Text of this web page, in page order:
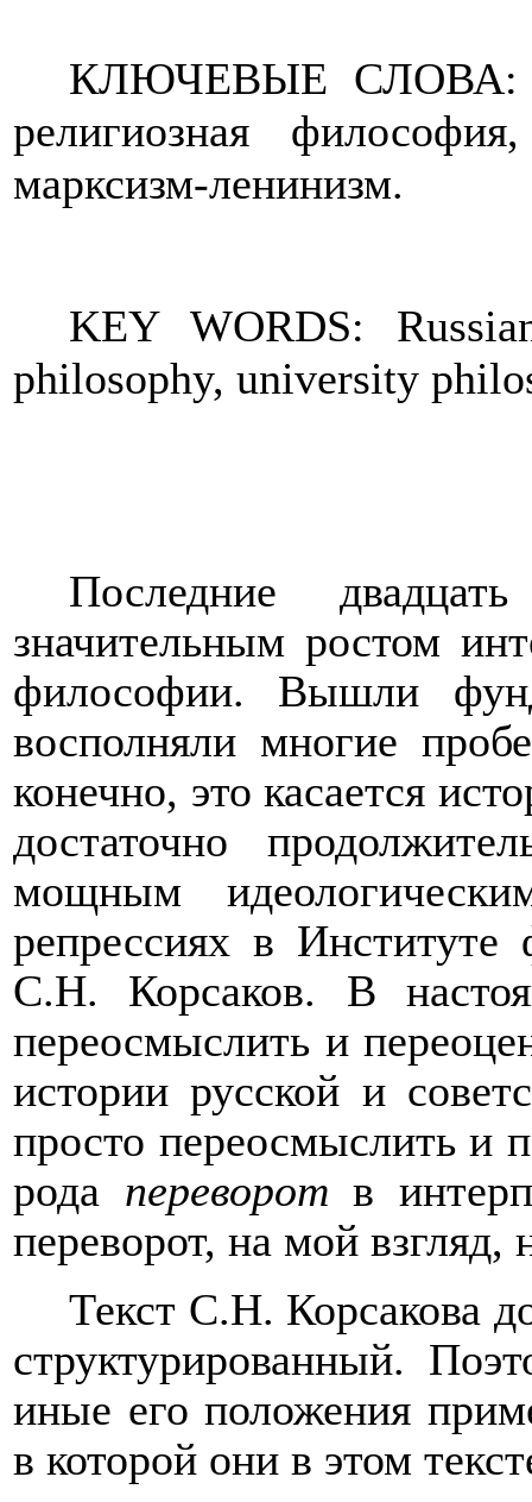
КЛЮЧЕВЫЕ СЛОВА:
религиозная
марксизм-ленинизм.
KEY WORDS:
philosophy, university
Последние
значительным ростом
философии. Вышли
восполняли многие
конечно, это касается
достаточно
мощным
репрессиях в
C.Н. Корсаков. В
переосмыслить и
истории русской и
просто переосмыслить и
рода переворот в
переворот, на мой взгляд,
Текст С.Н. Корсакова
структурированный.
иные его положения
в которой они в этом